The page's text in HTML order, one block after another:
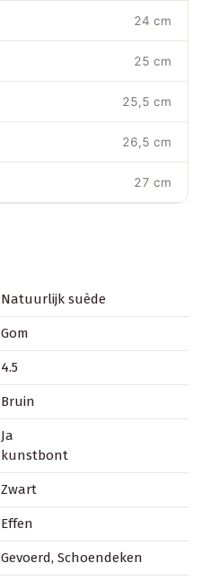
24 cm
25 cm
25,5 cm
26,5 cm
27 cm
Natuurlijk suède
Gom
4.5
Bruin
Ja
kunstbont
Zwart
Effen
Gevoerd, Schoendeken